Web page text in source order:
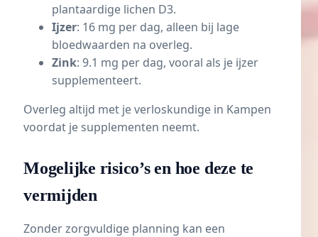
plantaardige lichen D3.
Ijzer: 16 mg per dag, alleen bij lage
bloedwaarden na overleg.
Zink: 9.1 mg per dag, vooral als je ijzer
supplementeert.
Overleg altijd met je verloskundige in Kampen
voordat je supplementen neemt.
Mogelijke risico’s en hoe deze te
vermijden
Zonder zorgvuldige planning kan een